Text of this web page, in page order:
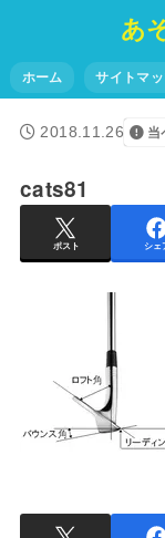
あ
ホーム サイトマ
2018.11.26 当
cats81
ポスト シェ